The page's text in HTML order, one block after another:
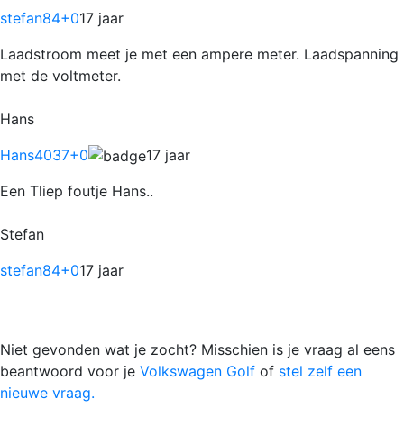
stefan84+017 jaar
Laadstroom meet je met een ampere meter. Laadspanning
met de voltmeter.
Hans
Hans4037+0
17 jaar
Een Tliep foutje Hans..
Stefan
stefan84+017 jaar
Niet gevonden wat je zocht? Misschien is je vraag al eens
beantwoord voor je Volkswagen Golf of stel zelf een
nieuwe vraag.